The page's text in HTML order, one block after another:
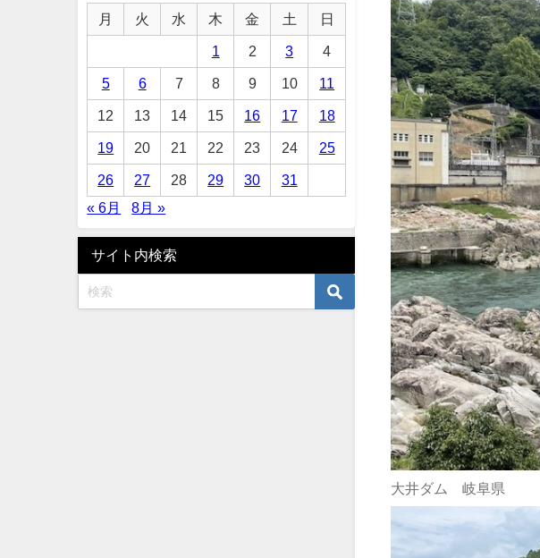
大井ダム 岐阜県
月 火 水 木 金 土 日
1 2 3 4
5 6 7 8 9 10 11
12 13 14 15 16 17 18
19 20 21 22 23 24 25
26 27 28 29 30
31
« 6月
8月 »
サイト内検索